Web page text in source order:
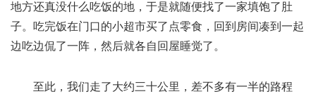
地方还真没什么吃饭的地，于是就随便找了一家填饱了肚
子。吃完饭在门口的小超市买了点零食，回到房间凑到一起
边吃边侃了一阵，然后就各自回屋睡觉了。
至此，我们走了大约三十公里，差不多有一半的路程